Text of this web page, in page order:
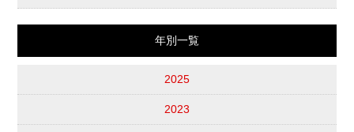
年別一覧
2025
2023